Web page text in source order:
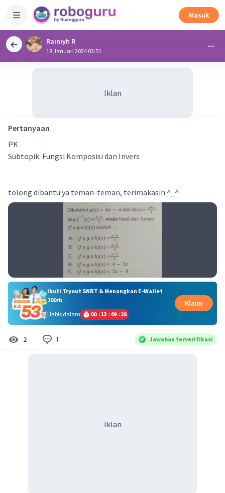
Masuk
Rainiyh R
18 Januari 2024 03:51
Iklan
Pertanyaan
PK
Subtopik: Fungsi Komposisi dan Invers
tolong dibantu ya teman-teman, terimakasih ^_^
Ikuti Tryout SNBT & Menangkan E-Wallet
100rb
Habis dalam
00 :13 :49 :28
Klaim
2 1 Jawaban terverifikasi
Iklan